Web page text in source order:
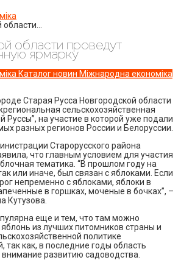
области проведут
ярмарку
Каталог новин Міжнародна економіка
Старая Русса Новгородской области
сельскохозяйственная
Руссы”, на участие в которой уже подали
разных регионов России и Белоруссии.
Старорусского района
что главным условием для участия
тематика. “В прошлом году на
или иначе, был связан с яблоками. Если
непременно с яблоками, яблоки в
в горшках, моченые в бочках”, –
Кутузова.
еще и тем, что там можно
из лучших питомников страны и
политике
так как, в последние годы область
развитию садоводства.